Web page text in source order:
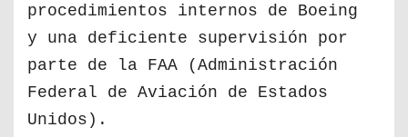
procedimientos internos de Boeing
y una deficiente supervisión por
parte de la FAA (Administración
Federal de Aviación de Estados
Unidos).